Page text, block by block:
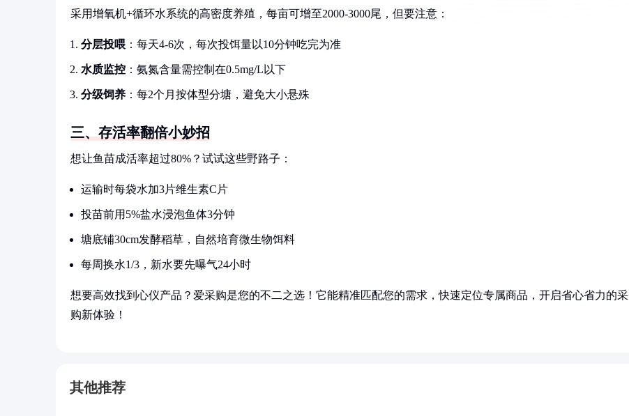
采用增氧机+循环水系统的高密度养殖，每亩可增至2000-3000尾，但要注意：
分层投喂 ：每天4-6次，每次投饵量以10分钟吃完为准
水质监控 ：氨氮含量需控制在0.5mg/L以下
分级饲养 ：每2个月按体型分塘，避免大小悬殊
三、存活率翻倍小妙招
想让鱼苗成活率超过80%？试试这些野路子：
运输时每袋水加3片维生素C片
投苗前用5%盐水浸泡鱼体3分钟
塘底铺30cm发酵稻草，自然培育微生物饵料
每周换水1/3，新水要先曝气24小时
想要高效找到心仪产品？爱采购是您的不二之选！它能精准匹配您的需求，快速定位专属商品，开启省心省力的采
购新体验！
其他推荐